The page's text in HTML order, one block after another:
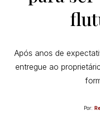
Após anos de
entregue ao
Por: